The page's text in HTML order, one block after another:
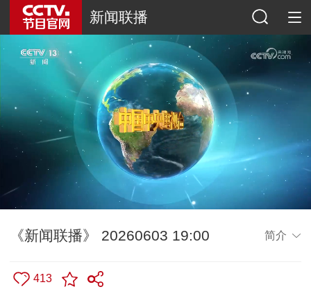
新闻联播
《新闻联播》 20260603 19:00 简介
413